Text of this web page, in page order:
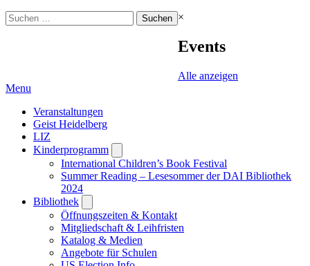
Suchen
nach:
×
Events
Alle anzeigen
Menu
Veranstaltungen
Geist Heidelberg
LIZ
Kinderprogramm
submenu
International Children’s Book Festival
Summer Reading – Lesesommer der DAI Bibliothek
2024
Bibliothek
submenu
Öffnungszeiten & Kontakt
Mitgliedschaft & Leihfristen
Katalog & Medien
Angebote für Schulen